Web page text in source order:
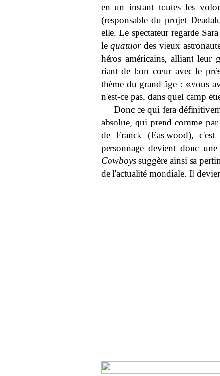
en un instant toutes les
(responsable du projet
elle. Le spectateur regarde
le quatuordes vieux
héros américains, alliant leur
riant de bon cœur avec le
thème du grand âge : «vous
n'est-ce pas, dans quel camp
Donc ce qui fera
absolue, qui prend comme
de Franck (Eastwood),
personnage devient donc
Cowboys suggère ainsi sa
de l'actualité mondiale. Il